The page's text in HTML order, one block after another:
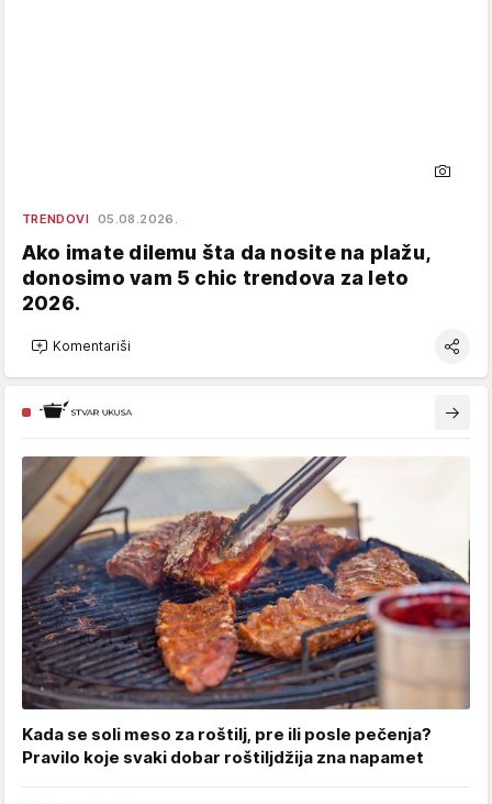
TRENDOVI 05.08.2026.
Ako imate dilemu šta da nosite na plažu,
donosimo vam 5 chic trendova za leto
2026.
Komentariši
Kada se soli meso za roštilj, pre ili posle pečenja?
Pravilo koje svaki dobar roštiljdžija zna napamet